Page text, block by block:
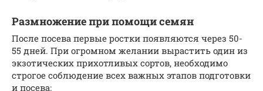
Размножение при помощи семян
После посева первые ростки появляются через 50-
55 дней. При огромном желании вырастить один из
экзотических прихотливых сортов, необходимо
строгое соблюдение всех важных этапов подготовки
и посева: